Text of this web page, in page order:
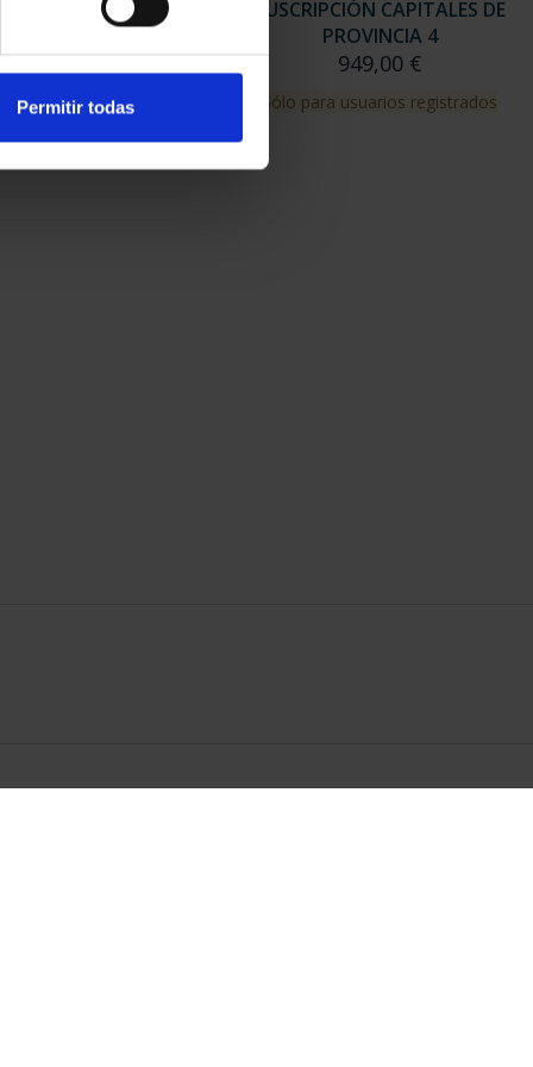
Permitir todas
CAPITALES DE
PROVINCIA 3
949,00 €
para usuarios registrados
SUSCRIPCIÓN CAPITALES DE
PROVINCIA 4
949,00 €
Sólo para usuarios registrados